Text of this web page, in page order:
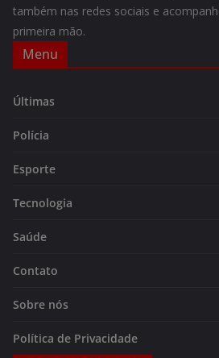
também nas redes sociais e
primeira mão.
Menu
Últimas
Polícia
Esporte
Tecnologia
Saúde
Contato
Sobre nós
Política de Privacidade